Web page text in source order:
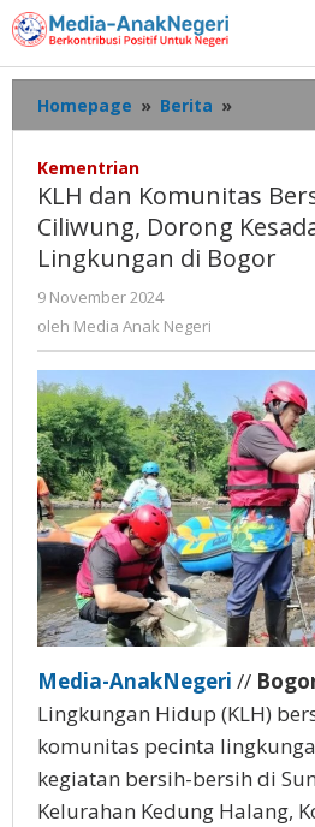
Lewati
ke
konten
Homepage » Berita »
dan
Bersih
Ciliwung,
Dorong
Kesadaran
Bogor
Kementrian
KLH dan Komunitas
Ciliwung, Dorong
Lingkungan di Bogor
9 November 2024
Media
Anak
oleh Media Anak Negeri
Media-AnakNegeri //
Lingkungan Hidup (KLH)
komunitas pecinta
kegiatan bersih-bersih di
Kelurahan Kedung Halang,